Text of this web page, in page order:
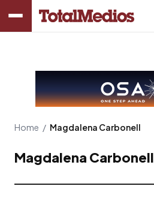
Home / Magdalena Carbonell
Magdalena Carbonell